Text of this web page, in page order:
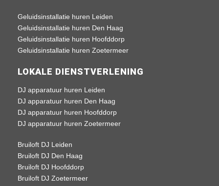
Geluidsinstallatie huren Leiden
Geluidsinstallatie huren Den Haag
Geluidsinstallatie huren Hoofddorp
Geluidsinstallatie huren Zoetermeer
LOKALE DIENSTVERLENING
DJ apparatuur huren Leiden
DJ apparatuur huren Den Haag
DJ apparatuur huren Hoofddorp
DJ apparatuur huren Zoetermeer
Bruiloft DJ Leiden
Bruiloft DJ Den Haag
Bruiloft DJ Hoofddorp
Bruiloft DJ Zoetermeer